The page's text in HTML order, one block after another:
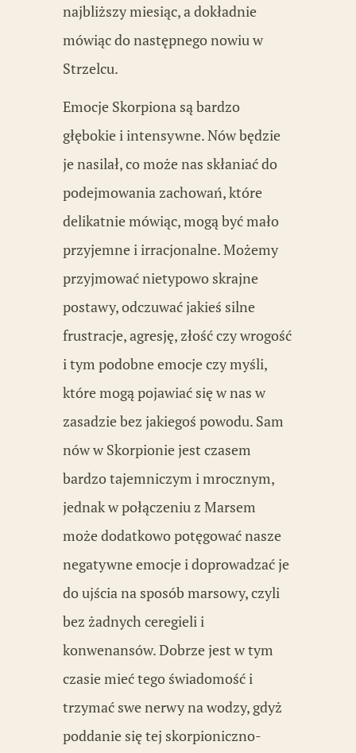
najbliższy miesiąc, a dokładnie
mówiąc do następnego nowiu w
Strzelcu.
Emocje Skorpiona są bardzo
głębokie i intensywne. Nów będzie
je nasilał, co może nas skłaniać do
podejmowania zachowań, które
delikatnie mówiąc, mogą być mało
przyjemne i irracjonalne. Możemy
przyjmować nietypowo skrajne
postawy, odczuwać jakieś silne
frustracje, agresję, złość czy wrogość
i tym podobne emocje czy myśli,
które mogą pojawiać się w nas w
zasadzie bez jakiegoś powodu. Sam
nów w Skorpionie jest czasem
bardzo tajemniczym i mrocznym,
jednak w połączeniu z Marsem
może dodatkowo potęgować nasze
negatywne emocje i doprowadzać je
do ujścia na sposób marsowy, czyli
bez żadnych ceregieli i
konwenansów. Dobrze jest w tym
czasie mieć tego świadomość i
trzymać swe nerwy na wodzy, gdyż
poddanie się tej skorpioniczno-